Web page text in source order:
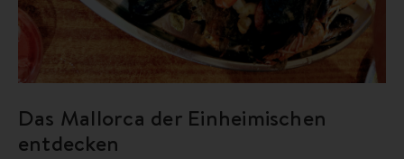
Das Mallorca der Einheimischen
entdecken